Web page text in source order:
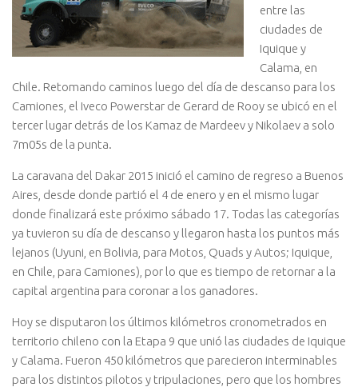
entre las
ciudades de
Iquique y
Calama, en
Chile. Retomando caminos luego del día de descanso para los
Camiones, el Iveco Powerstar de Gerard de Rooy se ubicó en el
tercer lugar detrás de los Kamaz de Mardeev y Nikolaev a solo
7m05s de la punta.
La caravana del Dakar 2015 inició el camino de regreso a Buenos
Aires, desde donde partió el 4 de enero y en el mismo lugar
donde finalizará este próximo sábado 17. Todas las categorías
ya tuvieron su día de descanso y llegaron hasta los puntos más
lejanos (Uyuni, en Bolivia, para Motos, Quads y Autos; Iquique,
en Chile, para Camiones), por lo que es tiempo de retornar a la
capital argentina para coronar a los ganadores.
Hoy se disputaron los últimos kilómetros cronometrados en
territorio chileno con la Etapa 9 que unió las ciudades de Iquique
y Calama. Fueron 450 kilómetros que parecieron interminables
para los distintos pilotos y tripulaciones, pero que los hombres